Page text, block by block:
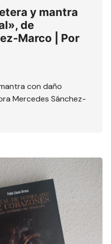
y mantra
de
Marco | Por
con daño
Mercedes Sánchez-